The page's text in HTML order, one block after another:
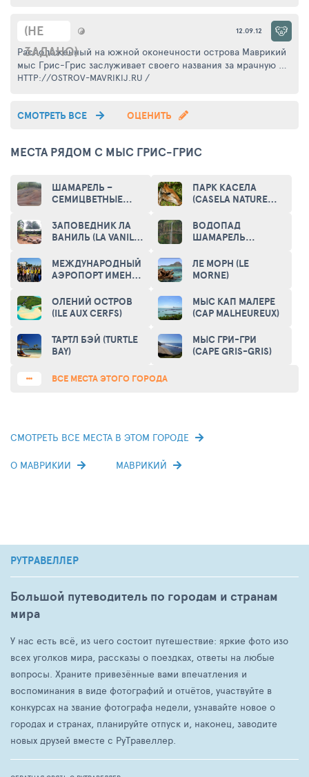
(НЕ
ЗАДАНО)
Расположенный на южной оконечности острова Маврикий
мыс Грис-Грис заслуживает своего названия за мрачную и
угрюмую атмосферу круглый год. Здесь находится
объяснения сильные волны, которые разбивающихся о
по-прежнему является любимым местом для многих
отдохнуть с семьей, друзьями и родственниками.
Небольшие магазины, общественные туалеты и пункты
безопасности были размещены здесь для удобства
туристов, которые прибывают в самую южную точку
острова Маврикий в больших количествах. /
HTTP://OSTROV-MAVRIKIJ.RU /
12.09.12
СМОТРЕТЬ ВСЕ ОЦЕНИТЬ
МЕСТА РЯДОМ С МЫС ГРИС-ГРИС
ШАМАРЕЛЬ –
СЕМИЦВЕТНЫЕ
COLORED SANDS
OF CHAMAREL)
ПАРК КАСЕЛА
(CASELA NATURE
ЗАПОВЕДНИК ЛА
ВАНИЛЬ (LA VANILLE
ВОДОПАД
ШАМАРЕЛЬ
CHAMAREL FALLS)
МЕЖДУНАРОДНЫЙ
АЭРОПОРТ ИМЕНИ
РАМГУЛАМА (SIR
SEEWOOSAGUR
INTERNATIONAL
AIRPORT)
ЛЕ МОРН (LE
MORNE)
ОЛЕНИЙ ОСТРОВ
(ILE AUX CERFS)
МЫС КАП МАЛЕРЕ
(CAP MALHEUREUX)
ТАРТЛ БЭЙ (TURTLE
BAY)
МЫС ГРИ-ГРИ
(CAPE GRIS-GRIS)
ВСЕ МЕСТА ЭТОГО ГОРОДА
СМОТРЕТЬ ВСЕ МЕСТА В ЭТОМ ГОРОДЕ
О МАВРИКИИ МАВРИКИЙ
РУТРАВЕЛЛЕР
Большой путеводитель по городам и странам
мира
У нас есть всё, из чего состоит путешествие: яркие фото изо
всех уголков мира, рассказы о поездках, ответы на любые
вопросы. Храните привезённые вами впечатления и
воспоминания в виде фотографий и отчётов, участвуйте в
конкурсах на звание фотографа недели, узнавайте новое о
городах и странах, планируйте отпуск и, наконец, заводите
новых друзей вместе с РуТравеллер.